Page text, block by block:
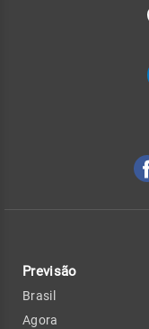
Previsão
Brasil
Agora